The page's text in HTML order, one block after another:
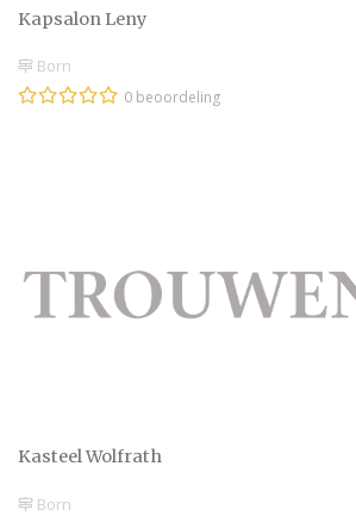
Kapsalon Leny
Born
0 beoordeling
Kasteel Wolfrath
Born